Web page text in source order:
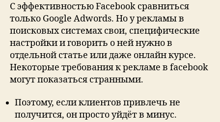
С эффективностью Facebook сравниться
только Google Adwords. Но у рекламы в
поисковых системах свои, специфические
настройки и говорить о ней нужно в
отдельной статье или даже онлайн курсе.
Некоторые требования к рекламе в facebook
могут показаться странными.
Поэтому, если клиентов привлечь не
получится, он просто уйдёт в минус.